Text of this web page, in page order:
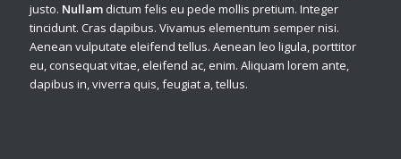
justo. Nullamdictum felis eu pede mollis pretium. Integer
tincidunt. Cras dapibus. Vivamus elementum semper nisi.
Aenean vulputate eleifend tellus. Aenean leo ligula, porttitor
eu, consequat vitae, eleifend ac, enim. Aliquam lorem ante,
dapibus in, viverra quis, feugiat a, tellus.